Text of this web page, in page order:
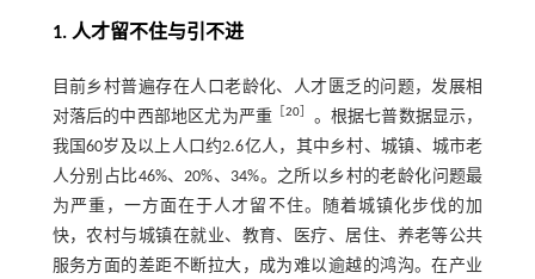
1. 人才留不住与引不进
目前乡村普遍存在人口老龄化、人才匮乏的问题，发展相
对落后的中西部地区尤为严重 ［20
。根据七普数据显示，
我国60岁及以上人口约2.6亿人，其中乡村、城镇、城市老
人分别占比46%、20%、34%。之所以乡村的老龄化问题最
为严重，一方面在于人才留不住。随着城镇化步伐的加
快，农村与城镇在就业、教育、医疗、居住、养老等公共
服务方面的差距不断拉大，成为难以逾越的鸿沟。在产业